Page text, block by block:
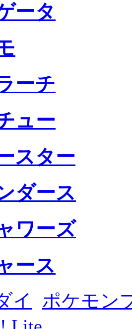
ータ
ーチ
ュー
スター
ダース
ワーズ
ース
イ
ポケモン